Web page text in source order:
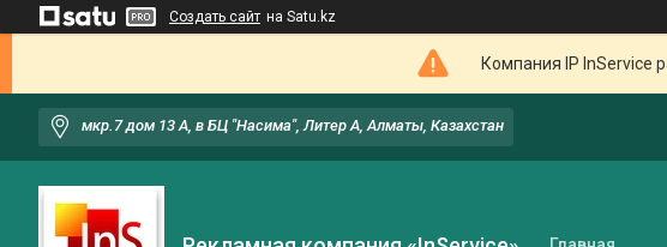
Создать сайт на Satu.kz
Компания IP InService
мкр.7 дом 13 А, в БЦ "Насима", Литер А, Алматы, Казахстан